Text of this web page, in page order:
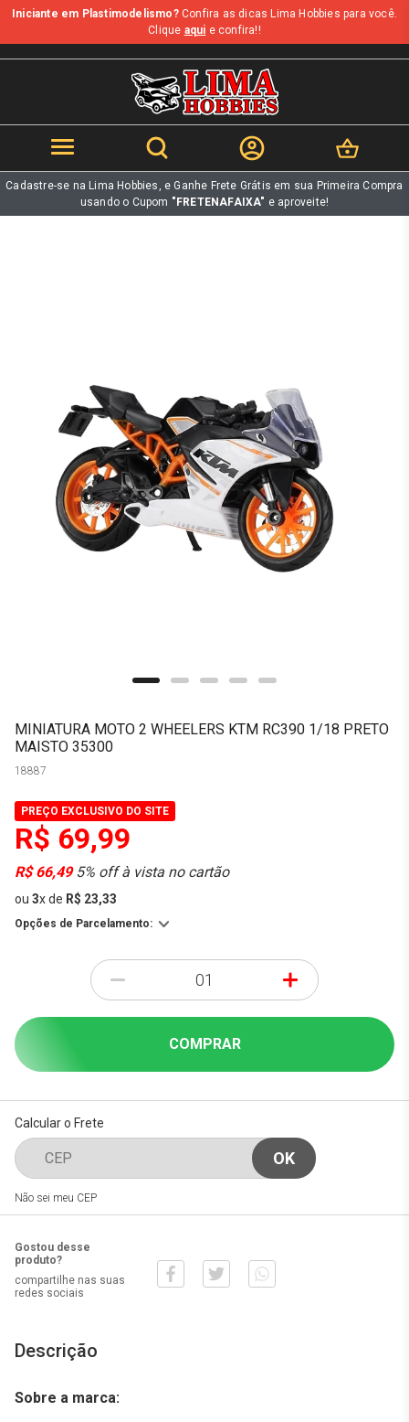
b
Iniciante em Plastimodelismo?Confira as dicas Lima Hobbies para você.
Clique aqui e confira!!
Cadastre-se na Lima Hobbies, e Ganhe Frete Grátis em sua Primeira Compra
usando o Cupom "FRETENAFAIXA" e aproveite!
MINIATURA MOTO 2 WHEELERS KTM RC390 1/18 PRETO
MAISTO 35300
18887
PREÇO EXCLUSIVO DO SITE
R$ 69,99
R$ 66,495% off à vista no cartão
ou 3xde R$ 23,33
Opções de Parcelamento:
- +
COMPRAR
Calcular o Frete
Não sei meu CEP
Gostou desse
produto?
compartilhe nas suas
redes sociais
Descrição
Sobre a marca: